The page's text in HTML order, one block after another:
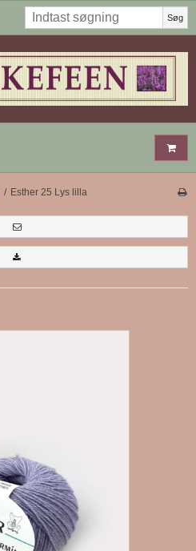
Søg
/ Esther 25 Lys lilla